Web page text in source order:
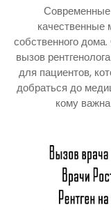
Современные
качественные
собственного
вызов
для пациентов,
добраться до
кому